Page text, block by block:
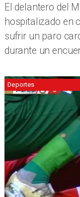
El delantero del
hospitalizado en
sufrir un paro
durante un
Deportes